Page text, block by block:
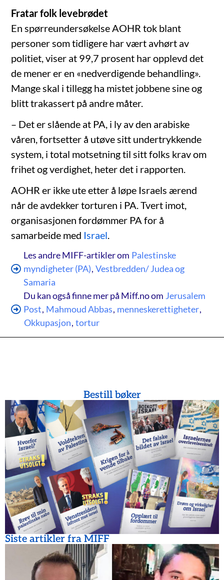
Fratar folk levebrødet
En spørreundersøkelse AOHR tok blant
personer som tidligere har vært avhørt av
politiet, viser at 99,7 prosent har opplevd det
de mener er en «nedverdigende behandling».
Mange skal i tillegg ha mistet jobbene sine og
blitt trakassert på andre måter.
– Det er slående at PA, i ly av den arabiske
våren, fortsetter å utøve sitt undertrykkende
system, i total motsetning til sitt folks krav om
frihet og verdighet, heter det i rapporten.
AOHR er ikke ute etter å løpe Israels ærend
når de avdekker torturen i PA. Tvert imot,
organisasjonen fordømmer PA for å
samarbeide med Israel.
Les andre MIFF-artikler om Palestinske
myndigheter (PA), Vestbredden/ Judea og
Samaria
Du kan også finne mer på Miff.no om Jerusalem
Post, Mahmoud Abbas, menneskerettigheter,
Okkupasjon, tortur
Bestill bøker
Siste artikler fra MIFF